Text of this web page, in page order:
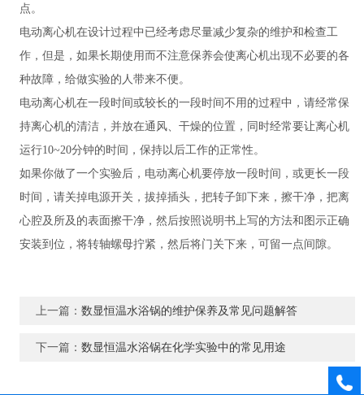
点。
电动离心机在设计过程中已经考虑尽量减少复杂的维护和检查工
作，但是，如果长期使用而不注意保养会使离心机出现不必要的各
种故障，给做实验的人带来不便。
电动离心机在一段时间或较长的一段时间不用的过程中，请经常保
持离心机的清洁，并放在通风、干燥的位置，同时经常要让离心机
运行10~20分钟的时间，保持以后工作的正常性。
如果你做了一个实验后，电动离心机要停放一段时间，或更长一段
时间，请关掉电源开关，拔掉插头，把转子卸下来，擦干净，把离
心腔及所及的表面擦干净，然后按照说明书上写的方法和图示正确
安装到位，将转轴螺母拧紧，然后将门关下来，可留一点间隙。
上一篇： 数显恒温水浴锅的维护保养及常见问题解答
下一篇： 数显恒温水浴锅在化学实验中的常见用途